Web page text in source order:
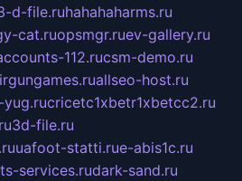
d-file.ruhahahaharms.ru
cat.ruopsmgr.ruev-gallery.ru
112.rucsm-demo.ru
allseo-host.ru
cricetc1xbetr1xbetcc2.ru
3d-file.ru
uafoot-statti.rue-abis1c.ru
services.rudark-sand.ru